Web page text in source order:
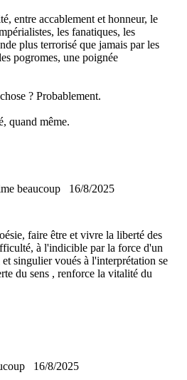
entre accablement et honneur, le
les fanatiques, les
plus terrorisé que jamais par les
pogromes, une poignée
? Probablement.
quand même.
beaucoup
16/8/2025
faire être et vivre la liberté des
à l'indicible par la force d'un
singulier voués à l'interprétation se
du sens , renforce la vitalité du
16/8/2025